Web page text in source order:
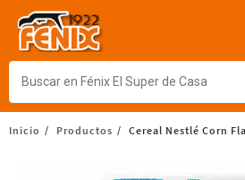
Inicio Productos Cereal Nestlé Corn